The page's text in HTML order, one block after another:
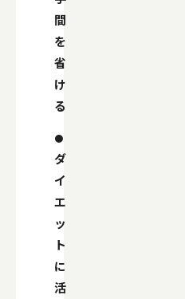
間
を
省
け
る
ダ
イ
エ
ッ
ト
に
活